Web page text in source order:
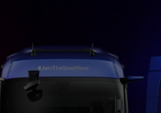
Renault Trucks E-Tech
Renault Trucks
financement de
votre camion
par des
Pros
par